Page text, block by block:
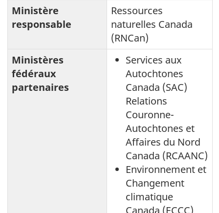
Ministère
responsable
Ressources
naturelles Canada
(RNCan)
Ministères
fédéraux
partenaires
Services aux
Autochtones
Canada (SAC)
Relations
Couronne-
Autochtones et
Affaires du Nord
Canada (RCAANC)
Environnement et
Changement
climatique
Canada (ECCC)